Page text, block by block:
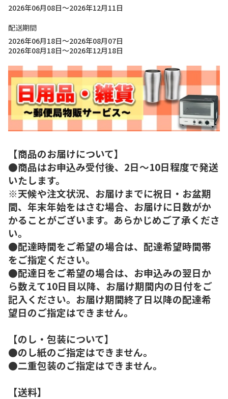
2026年06月08日～2026年12月11日
配送期間
2026年06月18日～2026年08月07日
2026年08月18日～2026年12月18日
【商品のお届けについて】
●商品はお申込み受付後、2日～10日程度で発送
いたします。
※天候や注文状況、お届けまでに祝日・お盆期
間、年末年始をはさむ場合、お届けに日数がか
かることがございます。あらかじめご了承くださ
い。
●配達時間をご希望の場合は、配達希望時間帯
をご指定ください。
●配達日をご希望の場合は、お申込みの翌日か
ら数えて10日目以降、お届け期間内の日付をご
記入ください。お届け期間終了日以降の配達希
望日のご指定はできません。
【のし・包装について】
●のし紙のご指定はできません。
●二重包装のご指定はできません。
【送料】